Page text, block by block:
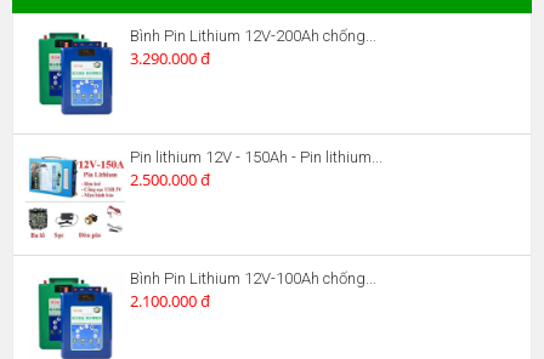
Bình Pin Lithium 12V-200Ah chống...
3.290.000 đ
Pin lithium 12V - 150Ah - Pin lithium...
2.500.000 đ
Bình Pin Lithium 12V-100Ah chống...
2.100.000 đ